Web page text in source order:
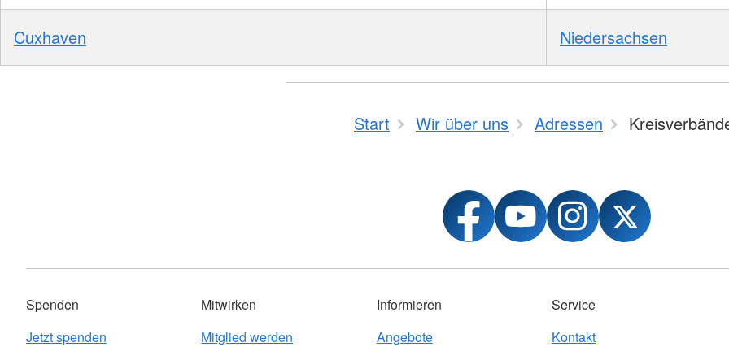
Cuxhaven Niedersachsen
Start Wir über uns Adressen
Spenden
Jetzt spenden
Mitwirken
Mitglied werden
Informieren
Angebote
Service
Kontakt